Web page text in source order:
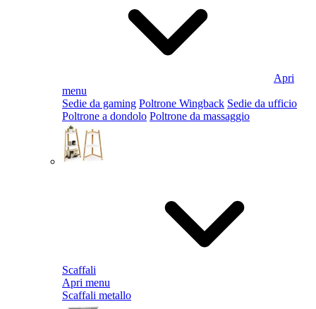
Apri
menu
Sedie da gaming Poltrone Wingback Sedie da ufficio
Poltrone a dondolo Poltrone da massaggio
Scaffali
Apri menu
Scaffali metallo